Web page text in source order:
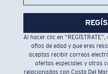
Al hacer clic en
años de edad y que eres
aceptas recibir correos
ofertas especiales y otras
relacionadas con Costa Del